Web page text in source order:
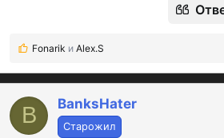
Р
а
к
и
Fonarik и Alex.S
B BanksHater
Старожил